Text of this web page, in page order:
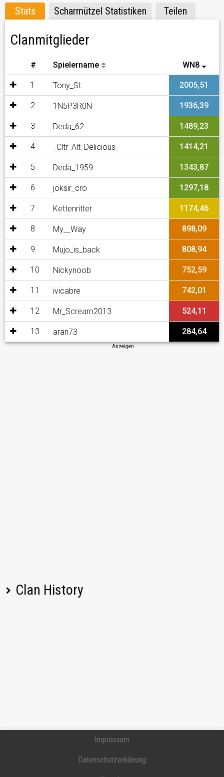
Stats Scharmützel Statistiken Teilen
Clanmitglieder
# Spielername WN8
1 Tony_St 2005,51
2 1N5P3R0N 1936,39
3 Deda_62 1489,23
4 _Cltr_Alt_Delicious_ 1414,21
5 Deda_1959 1343,87
6 joksir_cro 1297,18
7 Kettenritter 1174,46
8 My__Way 898,09
9 Mujo_is_back 808,94
10 Nickynoob 752,59
11 ivicabre 742,01
12 Mr_Scream2013 524,11
13 aran73 284,64
Anzeigen
Clan History
Impressum
Datenschutzerklärung